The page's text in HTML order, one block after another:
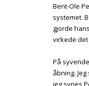
Bent-Ole
systemet.
gjorde
virkede
På
åbning.
jeg synes